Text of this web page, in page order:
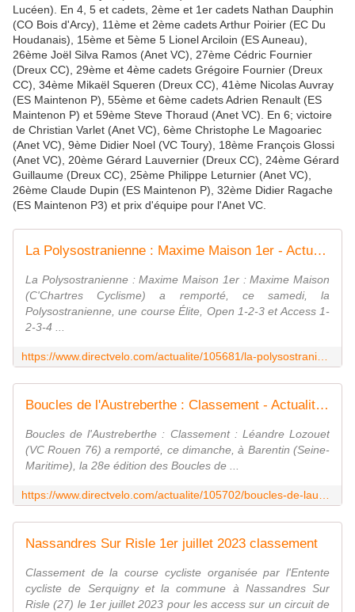
Lucéen). En 4, 5 et cadets, 2ème et 1er cadets Nathan Dauphin
(CO Bois d'Arcy), 11ème et 2ème cadets Arthur Poirier (EC Du
Houdanais), 15ème et 5ème 5 Lionel Arciloin (ES Auneau),
26ème Joël Silva Ramos (Anet VC), 27ème Cédric Fournier
(Dreux CC), 29ème et 4ème cadets Grégoire Fournier (Dreux
CC), 34ème Mikaël Squeren (Dreux CC), 41ème Nicolas Auvray
(ES Maintenon P), 55ème et 6ème cadets Adrien Renault (ES
Maintenon P) et 59ème Steve Thoraud (Anet VC). En 6; victoire
de Christian Varlet (Anet VC), 6ème Christophe Le Magoariec
(Anet VC), 9ème Didier Noel (VC Toury), 18ème François Glossi
(Anet VC), 20ème Gérard Lauvernier (Dreux CC), 24ème Gérard
Guillaume (Dreux CC), 25ème Philippe Leturnier (Anet VC),
26ème Claude Dupin (ES Maintenon P), 32ème Didier Ragache
(ES Maintenon P3) et prix d'équipe pour l'Anet VC.
La Polysostranienne : Maxime Maison 1er - Actualité - DirectVelo
La Polysostranienne : Maxime Maison 1er : Maxime Maison
(C'Chartres Cyclisme) a remporté, ce samedi, la
Polysostranienne, une course Élite, Open 1-2-3 et Access 1-
2-3-4 ...
Boucles de l'Austreberthe : Classement - Actualité - DirectVelo
Boucles de l'Austreberthe : Classement : Léandre Lozouet
(VC Rouen 76) a remporté, ce dimanche, à Barentin (Seine-
Maritime), la 28e édition des Boucles de ...
Nassandres Sur Risle 1er juillet 2023 classement
Classement de la course cycliste organisée par l'Entente
cycliste de Serquigny et la commune à Nassandres Sur
Risle (27) le 1er juillet 2023 pour les access sur un circuit de